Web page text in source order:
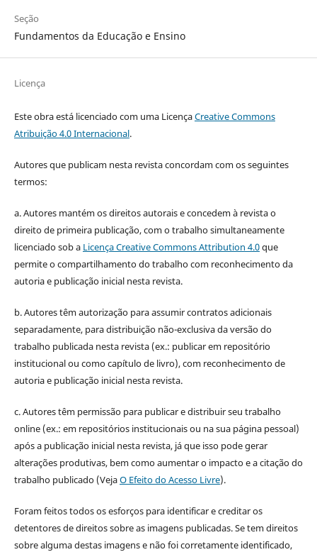
Seção
Fundamentos da Educação e Ensino
Licença
Este obra está licenciado com uma LicençaCreative Commons
Atribuição 4.0 Internacional.
Autores que publicam nesta revista concordam com os seguintes
termos:
a. Autores mantém os direitos autorais e concedem à revista o
direito de primeira publicação, com o trabalho simultaneamente
licenciado sob a Licença Creative Commons Attribution 4.0que
permite o compartilhamento do trabalho com reconhecimento da
autoria e publicação inicial nesta revista.
b. Autores têm autorização para assumir contratos adicionais
separadamente, para distribuição não-exclusiva da versão do
trabalho publicada nesta revista (ex.: publicar em repositório
institucional ou como capítulo de livro), com reconhecimento de
autoria e publicação inicial nesta revista.
c. Autores têm permissão para publicar e distribuir seu trabalho
online (ex.: em repositórios institucionais ou na sua página pessoal)
após a publicação inicial nesta revista, já que isso pode gerar
alterações produtivas, bem como aumentar o impacto e a citação do
trabalho publicado (VejaO Efeito do Acesso Livre).
Foram feitos todos os esforços para identificar e creditar os
detentores de direitos sobre as imagens publicadas. Se tem direitos
sobre alguma destas imagens e não foi corretamente identificado,